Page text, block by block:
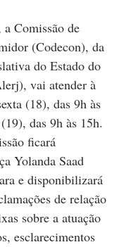
Comissão de
(Codecon), da
do Estado do
vai atender à
(18), das 9h às
das 9h às 15h.
ficará
Yolanda Saad
e disponibilizará
de relação
sobre a atuação
esclarecimentos